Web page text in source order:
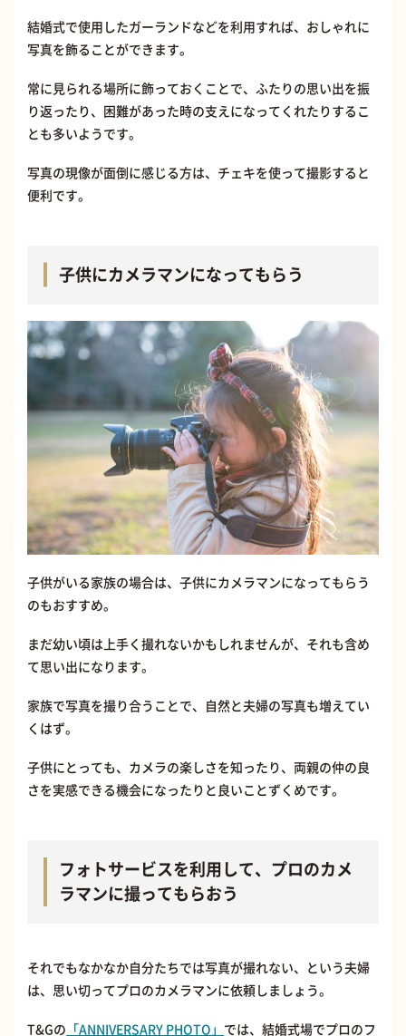
結婚式で使用したガーランドなどを利用すれば、おしゃれに
写真を飾ることができます。
常に見られる場所に飾っておくことで、ふたりの思い出を振
り返ったり、困難があった時の支えになってくれたりするこ
とも多いようです。
写真の現像が面倒に感じる方は、チェキを使って撮影すると
便利です。
子供にカメラマンになってもらう
子供がいる家族の場合は、子供にカメラマンになってもらう
のもおすすめ。
まだ幼い頃は上手く撮れないかもしれませんが、それも含め
て思い出になります。
家族で写真を撮り合うことで、自然と夫婦の写真も増えてい
くはず。
子供にとっても、カメラの楽しさを知ったり、両親の仲の良
さを実感できる機会になったりと良いことずくめです。
フォトサービスを利用して、プロのカメ
ラマンに撮ってもらおう
それでもなかなか自分たちでは写真が撮れない、という夫婦
は、思い切ってプロのカメラマンに依頼しましょう。
T&Gの 「ANNIVERSARY PHOTO」 では、結婚式場でプロのフ